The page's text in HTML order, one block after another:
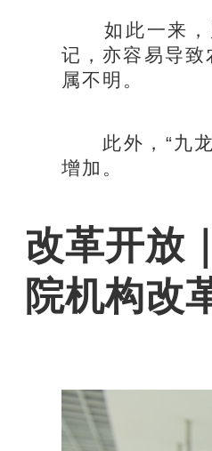
如此一来，产
记，亦容易导
属不明。
此外，“九龙
增加。
改革开放
院机构改